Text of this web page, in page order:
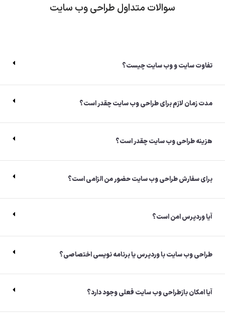
سوالات متداول طراحی وب سایت
تفاوت سایت و وب سایت چیست؟
مدت زمان لازم برای طراحی وب سایت چقدر است؟
هزینه طراحی وب سایت چقدر است؟
برای سفارش طراحی وب سایت حضور من الزامی است؟
آیا وردپرس امن است؟​
طراحی وب سایت با وردپرس یا برنامه نویسی اختصاصی؟
آیا امکان بازطراحی وب سایت فعلی وجود دارد؟